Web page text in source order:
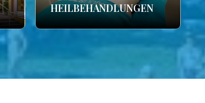
HEILBEHANDLUNGEN